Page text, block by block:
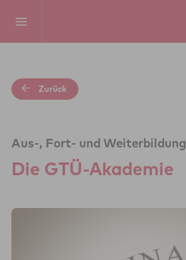
Zurück
Aus-, Fort- und Weiterbildung
Die GTÜ-Aka­de­mie